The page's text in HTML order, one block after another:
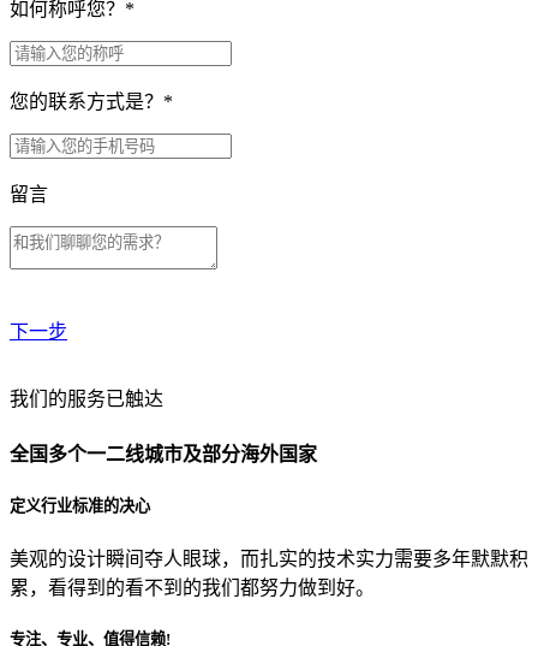
如何称呼您？ *
您的联系方式是？ *
留言
下一步
贵公司预算范围是？
贵公司的团队规模是？
目前主要的营销渠道是？
我们的服务已触达
全国多个一二线城市及部分海外国家
定义行业标准的决心
美观的设计瞬间夺人眼球，而扎实的技术实力需要多年默默积
累，看得到的看不到的我们都努力做到好。
专注、专业、值得信赖!